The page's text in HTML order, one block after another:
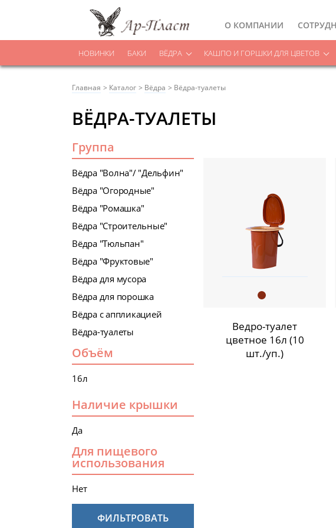
О КОМПАНИИ
НОВИНКИ БАКИ ВЁДРА КАШПО И ГОРШКИ ДЛЯ ЦВЕТОВ
Главная Каталог Вёдра Вёдра-туалеты
ВЁДРА-ТУАЛЕТЫ
Группа
Вёдра "Волна"/ "Дельфин"
Вёдра "Огородные"
Вёдра "Ромашка"
Вёдра "Строительные"
Вёдра "Тюльпан"
Вёдра "Фруктовые"
Вёдра для мусора
Вёдра для порошка
Вёдра с аппликацией
Вёдра-туалеты
Объём
16л
Наличие крышки
Да
Для пищевого
использования
Нет
ФИЛЬТРОВАТЬ
Ведро-туалет
цветное 16л (10
шт./уп.)